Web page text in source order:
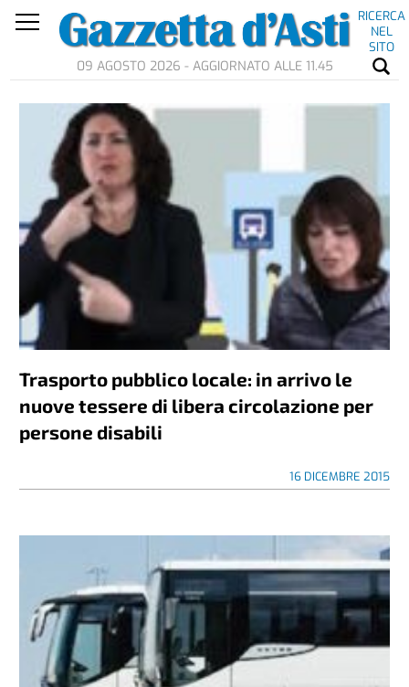
RICERCA
NEL
SITO
09 AGOSTO 2026 - AGGIORNATO ALLE 11.45
Trasporto pubblico locale: in arrivo le
nuove tessere di libera circolazione per
persone disabili
16 DICEMBRE 2015